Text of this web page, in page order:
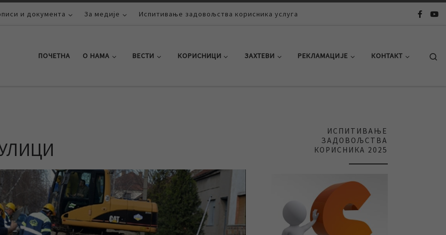
и документа За медије Испитивање задовољства корисника услуга
ПОЧЕТНА О НАМА ВЕСТИ КОРИСНИЦИ ЗАХТЕВИ РЕКЛАМАЦИЈЕ КОНТАКТ
ИСПИТИВАЊЕ
ЗАДОВОЉСТВА
КОРИСНИКА 2025